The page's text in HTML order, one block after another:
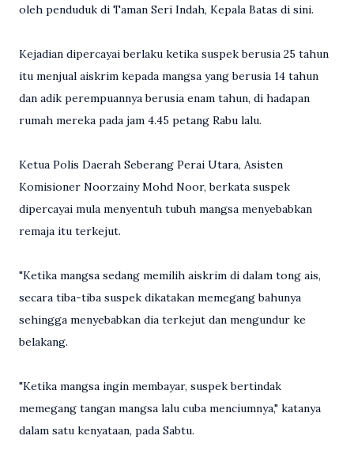
oleh penduduk di Taman Seri Indah, Kepala Batas di sini.
Kejadian dipercayai berlaku ketika suspek berusia 25 tahun
itu menjual aiskrim kepada mangsa yang berusia 14 tahun
dan adik perempuannya berusia enam tahun, di hadapan
rumah mereka pada jam 4.45 petang Rabu lalu.
Ketua Polis Daerah Seberang Perai Utara, Asisten
Komisioner Noorzainy Mohd Noor, berkata suspek
dipercayai mula menyentuh tubuh mangsa menyebabkan
remaja itu terkejut.
"Ketika mangsa sedang memilih aiskrim di dalam tong ais,
secara tiba-tiba suspek dikatakan memegang bahunya
sehingga menyebabkan dia terkejut dan mengundur ke
belakang.
"Ketika mangsa ingin membayar, suspek bertindak
memegang tangan mangsa lalu cuba menciumnya," katanya
dalam satu kenyataan, pada Sabtu.